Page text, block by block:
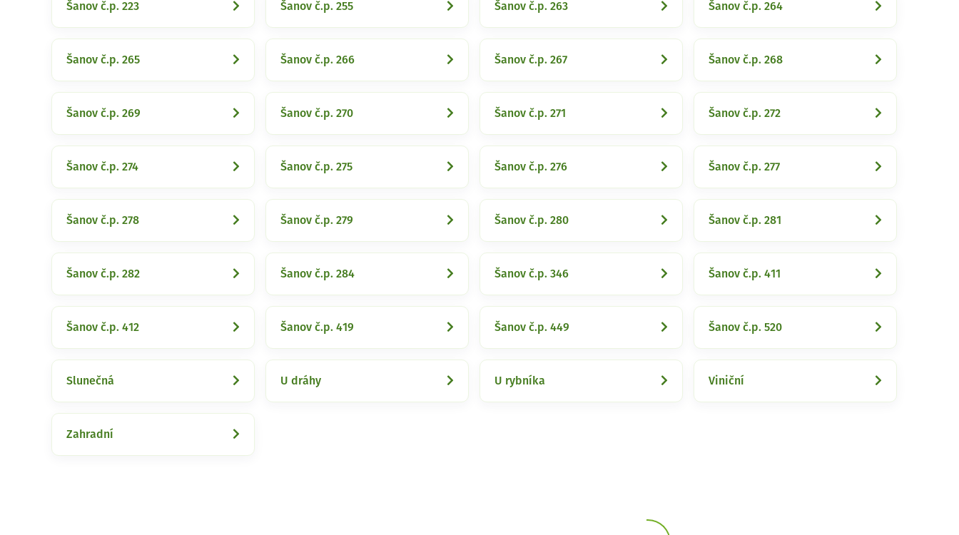
Šanov č.p. 223 Šanov č.p. 255 Šanov č.p. 263 Šanov č.p. 264
Šanov č.p. 265 Šanov č.p. 266 Šanov č.p. 267 Šanov č.p. 268
Šanov č.p. 269 Šanov č.p. 270 Šanov č.p. 271 Šanov č.p. 272
Šanov č.p. 274 Šanov č.p. 275 Šanov č.p. 276 Šanov č.p. 277
Šanov č.p. 278 Šanov č.p. 279 Šanov č.p. 280 Šanov č.p. 281
Šanov č.p. 282 Šanov č.p. 284 Šanov č.p. 346 Šanov č.p. 411
Šanov č.p. 412 Šanov č.p. 419 Šanov č.p. 449 Šanov č.p. 520
Slunečná U dráhy U rybníka Viniční
Zahradní